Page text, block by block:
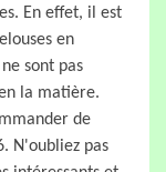
En effet, il est
en
sont pas
la matière.
de
N'oubliez pas